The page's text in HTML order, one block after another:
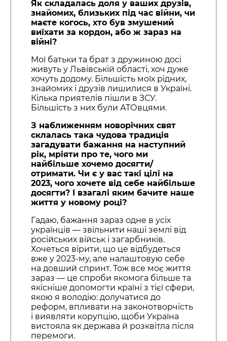
Як складалась доля у ваших друзів,
знайомих, близьких під час війни, чи
маєте когось, хто був змушений
виїхати за кордон, або ж зараз на
війні?
Мої батьки та брат з дружиною досі
живуть у Львівській області, хоч дуже
хочуть додому. Більшість моїх рідних,
знайомих і друзів лишилися в Україні.
Кілька приятелів пішли в ЗСУ.
Більшість з них були АТОвцями.
З наближенням новорічних свят
склалась така чудова традиція
загадувати бажання на наступний
рік, мріяти про те, чого ми
найбільше хочемо досягти/
отримати. Чи є у вас такі цілі на
2023, чого хочете від себе найбільше
досягти? І взагалі яким бачите наше
життя у новому році?
Гадаю, бажання зараз одне в усіх
українців — звільнити наші землі від
російських військ і загарбників.
Хочеться вірити, що це відбудеться
вже у 2023-му, але налаштовую себе
на довший спринт. Тож все моє життя
зараз — це спроби якомога більше та
якісніше допомогти країні з тієї сфери,
якою я володію: долучатися до
реформ, впливати на законотворчість
і виявляти корупцію, щоби Україна
вистояла як держава й розквітла після
перемоги.